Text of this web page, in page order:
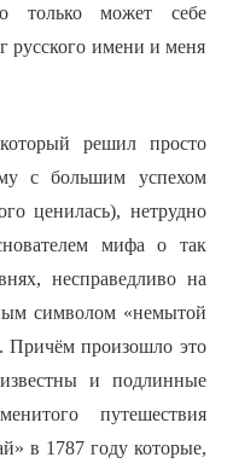
только может себе
русского имени и меня
решил просто
с большим успехом
ценилась), нетрудно
мифа о так
несправедливо на
символом «немытой
Причём произошло это
и подлинные
путешествия
в 1787 году которые,